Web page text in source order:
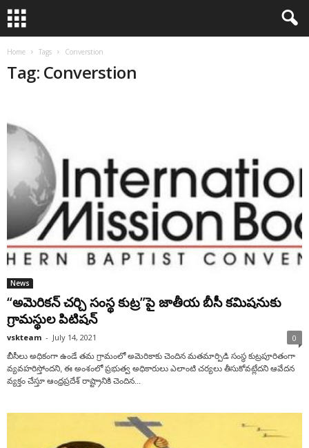
Home Tags Converstion
Tag: Converstion
News
“అమెరికన్ చర్చి సంస్థ కుట్ర”పై జాతీయ బీసీ కమిషనుకు
గ్రామస్థుల పిటిషన్
vskteam - July 14, 2021 0
బీసీలు అధికంగా ఉండే తమ గ్రామంలో అమెరికాకు చెందిన మతమార్పిడి సంస్థ కుట్రపూరితంగా
వ్యవహరిస్తోందని, ఈ అంశంలో ప్రభుత్వ అధికారులు ఎలాంటి చర్యలు తీసుకోవట్లేదని ఆవేదన
వ్యక్తం చేస్తూ ఆంధ్రప్రదేశ్ రాష్ట్రానికి చెందిన...